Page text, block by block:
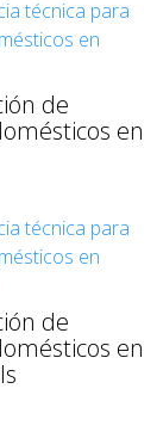
de
en
de
en